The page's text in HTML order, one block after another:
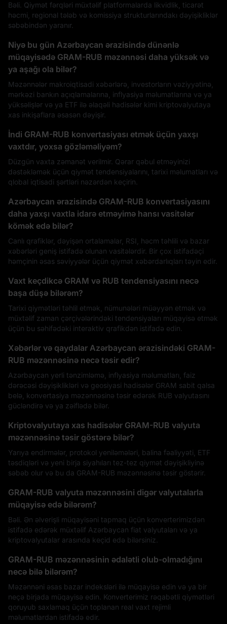
Bəli. Qiymət fərqləri müxtəlif platformalarda likvidlik, ticarət
həcmi, regional tələb və komissiya strukturlarındakı dəyişikliklər
səbəbindən yaranır.
Niyə bu gün Azərbaycan ərazisində dünənlə
müqayisədə GRAM-RUB məzənnəsi daha yüksək və
ya aşağı ola bilər?
Məzənnələr makroiqtisadi xəbərlərə, investorların vəziyyətinə,
mərkəzi bankın açıqlamalarına, inflyasiya məlumatlarına və ya
yüksəlişlər və ya ETF ilə əlaqəli hadisələr kimi kriptovalyutaya
xas inkişaflara əsasən dəyişir.
İndi GRAM-RUB konvertasiyası etmək üçün yaxşı
vaxtdır, yoxsa gözləməliyəm?
Düzgün vaxta zəmanət verilmir. Qərar qəbul etməyinizi
dəstəkləmək üçün qiymət tendensiyalarını, tarixi məlumatları və
qlobal iqtisadi şərtləri nəzərdən keçirin.
Azərbaycan ərazisində GRAM-RUB konvertasiyasını
daha yaxşı vaxtla idarə etməyimə hansı vasitələr
kömək edə bilər?
Canlı qrafiklər, dəyişən ortalamalar, RSI, həcm təhlili və bazar
xəbərləri geniş istifadə olunan vasitələrdir. Bir çox istifadəçi
həmçinin əsas səviyyələr üçün qiymət xəbərdarlıqları təyin edir.
Vaxt keçdikcə GRAM və RUB tendensiyasını necə
başa düşə bilərəm?
Tarixi qiymətləri təhlil etmək, nümunələri müəyyən etmək və
müxtəlif zaman çərçivələrindəki tendensiyaları müqayisə etmək
üçün bu səhifədəki interaktiv qrafikdən istifadə edin.
Xəbərlər və qaydalar Azərbaycan ərazisindəki GRAM-
RUB məzənnəsinə necə təsir edir?
Azərbaycan yerli tənzimləmə, inflyasiya məlumatları, faiz
dərəcəsi dəyişiklikləri və geosiyasi hadisələr GRAM sabit qalsa
belə, konvertasiya məzənnəsinə təsir edərək RUB valyutasını
gücləndirə və ya zəiflədə bilər.
Kriptovalyutaya xas hadisələr GRAM-RUB valyuta
məzənnəsinə təsir göstərə bilər?
Yarıya endirmələr, protokol yeniləmələri, balina fəaliyyəti, ETF
təsdiqləri və yeni birja siyahıları tez-tez qiymət dəyişikliyinə
səbəb olur və bu da GRAM-RUB məzənnəsinə təsir göstərir.
GRAM-RUB valyuta məzənnəsini digər valyutalarla
müqayisə edə bilərəm?
Bəli. Ən əlverişli müqayisəni tapmaq üçün konverterimizdən
istifadə edərək müxtəlif Azərbaycan fiat valyutaları və ya
kriptovalyutalar arasında keçid edə bilərsiniz.
GRAM-RUB məzənnəsinin ədalətli olub-olmadığını
necə bilə bilərəm?
Məzənnəni əsas bazar indeksləri ilə müqayisə edin və ya bir
neçə birjada müqayisə edin. Konverterimiz rəqabətli qiymətləri
qoruyub saxlamaq üçün toplanan real vaxt rejimli
məlumatlardan istifadə edir.